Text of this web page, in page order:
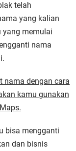
telah
yang kalian
yang memulai
nama
nama dengan cara
kamu gunakan
bisa mengganti
dan bisnis